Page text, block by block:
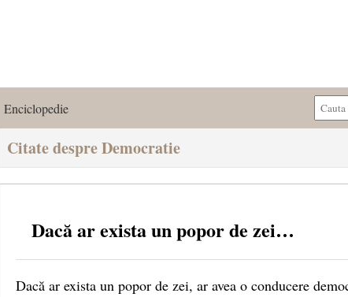
Enciclopedie
Citate despre Democratie
Dacă ar exista un popor de zei…
Dacă ar exista un popor de zei, ar avea o conducere